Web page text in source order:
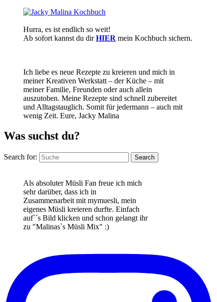
Hurra, es ist endlich so weit!
Ab sofort kannst du dirHIER mein Kochbuch sichern.
Ich liebe es neue Rezepte zu kreieren und mich in
meiner Kreativen Werkstatt – der Küche – mit
meiner Familie, Freunden oder auch allein
auszutoben. Meine Rezepte sind schnell zubereitet
und Alltagstauglich. Somit für jedermann – auch mit
wenig Zeit. Eure, Jacky Malina
Was suchst du?
Search for: Search
Als absoluter Müsli Fan freue ich mich
sehr darüber, dass ich in
Zusammenarbeit mit mymuesli, mein
eigenes Müsli kreieren durfte. Einfach
auf`´s Bild klicken und schon gelangt ihr
zu "Malinas`s Müsli Mix" :)